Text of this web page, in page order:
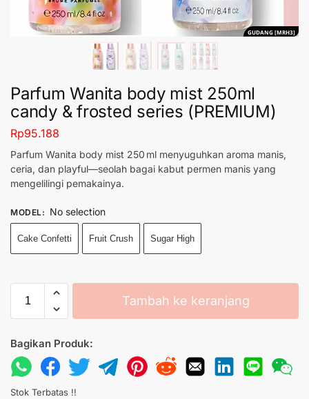
GUDANG [MRH3]
Parfum Wanita body mist 250ml
candy & frosted series (PREMIUM)
Rp95.188
Parfum Wanita body mist 250 ml menyuguhkan aroma manis,
ceria, dan playful—seolah bagai kabut permen manis yang
mengelilingi pemakainya.
MODEL : No selection
Cake Confetti Fruit Crush Sugar High
Tambah ke keranjang
Bagikan Produk:
Stok Terbatas !!